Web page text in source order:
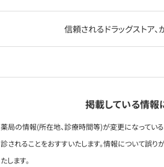
信頼されるドラッグストア
掲載している情報
薬局の情報(所在地、診療時間等)が変更になってい
診されることをおすすいたします。情報について誤
たします。